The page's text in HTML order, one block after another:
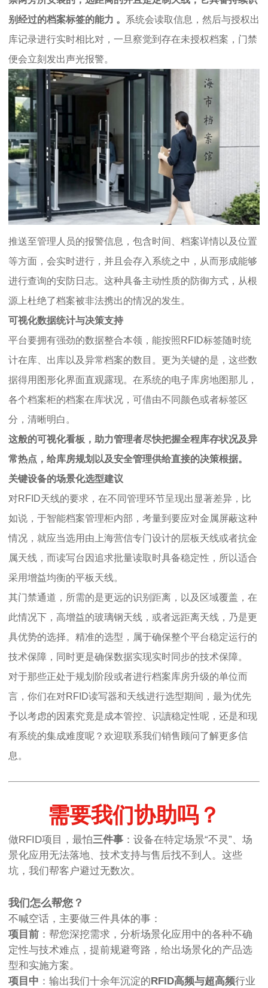
别经过的档案标签的能力 。 系统会读取信息，然后与授权出
库记录进行实时相比对，一旦察觉到存在未授权档案，门禁
便会立刻发出声光报警。
推送至管理人员的报警信息，包含时间、档案详情以及位置
等方面，会实时进行，并且会存入系统之中，从而形成能够
进行查询的安防日志。这种具备主动性质的防御方式，从根
源上杜绝了档案被非法携出的情况的发生。
可视化数据统计与决策支持
平台要拥有强劲的数据整合本领，能按照RFID标签随时统
计在库、出库以及异常档案的数目。更为关键的是，这些数
据得用图形化界面直观露现。在系统的电子库房地图那儿，
各个档案柜的档案在库状况，可借由不同颜色或者标签区
分，清晰明白。
这般的可视化看板，助力管理者尽快把握全程库存状况及异
常热点，给库房规划以及安全管理供给直接的决策根据。
关键设备的场景化选型建议
对RFID天线的要求，在不同管理环节呈现出显著差异，比
如说，于智能档案管理柜内部，考量到要应对金属屏蔽这种
情况，就应当选用由上海营信专门设计的层板天线或者抗金
属天线，而读写台因追求批量读取时具备稳定性，所以适合
采用增益均衡的平板天线。
其门禁通道，所需的是更远的识别距离，以及区域覆盖，在
此情况下，高增益的玻璃钢天线，或者远距离天线，乃是更
具优势的选择。精准的选型，属于确保整个平台稳定运行的
技术保障，同时更是确保数据实现实时同步的技术保障。
对于那些正处于规划阶段或者进行档案库房升级的单位而
言，你们在对RFID读写器和天线进行选型期间，最为优先
予以考虑的因素究竟是成本管控、识讀稳定性呢，还是和现
有系统的集成难度呢？欢迎联系我们销售顾问了解更多信
息。
需要我们协助吗？
做RFID项目，最怕三件事 ：设备在特定场景“不灵”、场
景化应用无法落地、技术支持与售后找不到人。这些
坑，我们帮客户避过无数次。
我们怎么帮您？
不喊空话，主要做三件具体的事：
项目前 ：帮您深挖需求，分析场景化应用中的各种不确
定性与技术难点，提前规避弯路，给出场景化的产品选
型和实施方案。
项目中 ：输出我们十余年沉淀的RFID高频与超高频行业